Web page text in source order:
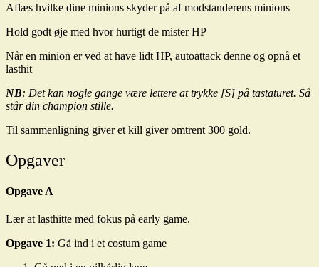
Aflæs hvilke dine minions skyder på af modstanderens minions
Hold godt øje med hvor hurtigt de mister HP
Når en minion er ved at have lidt HP, autoattack denne og opnå et
lasthit
NB: Det kan nogle gange være lettere at trykke [S] på tastaturet. Så
står din champion stille.
Til sammenligning giver et kill giver omtrent 300 gold.
Opgaver
Opgave A
Lær at lasthitte med fokus på early game.
Opgave 1: Gå ind i et costum game